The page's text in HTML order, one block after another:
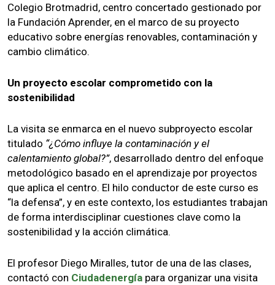
Colegio Brotmadrid, centro concertado gestionado por
la Fundación Aprender, en el marco de su proyecto
educativo sobre energías renovables, contaminación y
cambio climático.
Un proyecto escolar comprometido con la
sostenibilidad
La visita se enmarca en el nuevo subproyecto escolar
titulado “¿Cómo influye la contaminación y el
calentamiento global?”, desarrollado dentro del enfoque
metodológico basado en el aprendizaje por proyectos
que aplica el centro. El hilo conductor de este curso es
“la defensa”, y en este contexto, los estudiantes trabajan
de forma interdisciplinar cuestiones clave como la
sostenibilidad y la acción climática.
El profesor Diego Miralles, tutor de una de las clases,
contactó con Ciudadenergía para organizar una visita